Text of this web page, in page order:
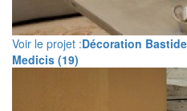
Voir le projet :Décoration
Medicis (19)